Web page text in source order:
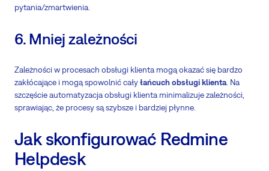
pytania/zmartwienia.
6. Mniej zależności
Zależności w procesach obsługi klienta mogą okazać się bardzo
zakłócające i mogą spowolnić całyłańcuch obsługi klienta. Na
szczęście automatyzacja obsługi klienta minimalizuje zależności,
sprawiając, że procesy są szybsze i bardziej płynne.
Jak skonfigurować Redmine
Helpdesk